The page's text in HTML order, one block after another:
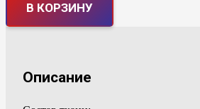
В КОРЗИНУ
Описание